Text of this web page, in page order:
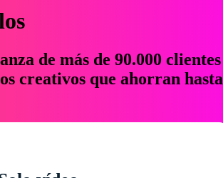
de más de 90.000 clientes
creativos que ahorran hasta